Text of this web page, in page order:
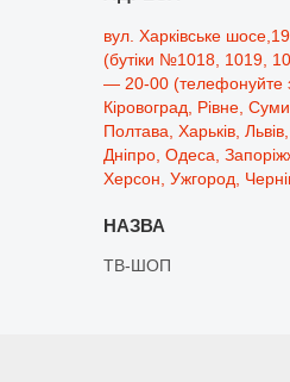
вул. Харківське
(бутіки №1018, 1019,
— 20-00 (телефонуйте
Кіровоград, Рівне,
Полтава, Харьків,
Дніпро, Одеса,
Херсон, Ужгород,
ТВ-ШОП